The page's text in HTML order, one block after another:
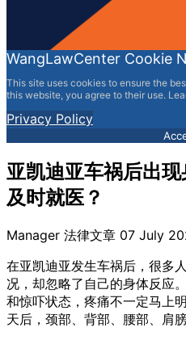
WangLawCenter Cookie
This site uses cookies to ensure the
this website, you agree to their use.
Privacy Policy
亚凯迪亚车祸后出
及时就医？
Manager 法律文章 07 July
在亚凯迪亚发生车祸后，很多
况，却忽略了自己的身体反应
和惊吓状态，疼痛不一定马上
天后，颈部、背部、腰部、肩